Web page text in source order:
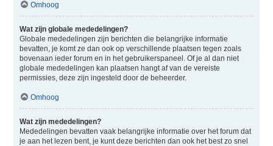
Omhoog
Wat zijn globale mededelingen?
Globale mededelingen zijn berichten die belangrijke informatie
bevatten, je komt ze dan ook op verschillende plaatsen tegen zoals
bovenaan ieder forum en in het gebruikerspaneel. Of je al dan niet
globale mededelingen kan plaatsen hangt af van de vereiste
permissies, deze zijn ingesteld door de beheerder.
Omhoog
Wat zijn mededelingen?
Mededelingen bevatten vaak belangrijke informatie over het forum dat
je aan het lezen bent, je kunt deze berichten dan ook het best zo snel